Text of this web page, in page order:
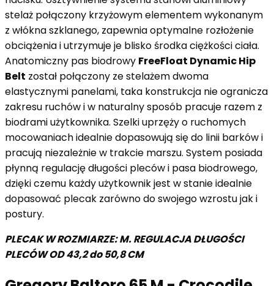
stelaż połączony krzyżowym elementem wykonanym
z włókna szklanego, zapewnia optymalne rozłożenie
obciążenia i utrzymuje je blisko środka ciężkości ciała.
Anatomiczny pas biodrowy FreeFloat Dynamic Hip
Belt został połączony ze stelażem dwoma
elastycznymi panelami, taka konstrukcja nie ogranicza
zakresu ruchów i w naturalny sposób pracuje razem z
biodrami użytkownika. Szelki uprzęży o ruchomych
mocowaniach idealnie dopasowują się do linii barków i
pracują niezależnie w trakcie marszu. System posiada
płynną regulację długości pleców i pasa biodrowego,
dzięki czemu każdy użytkownik jest w stanie idealnie
dopasować plecak zarówno do swojego wzrostu jak i
postury.
PLECAK W ROZMIARZE: M. REGULACJA DŁUGOŚCI
PLECÓW OD 43,2 do 50,8 CM